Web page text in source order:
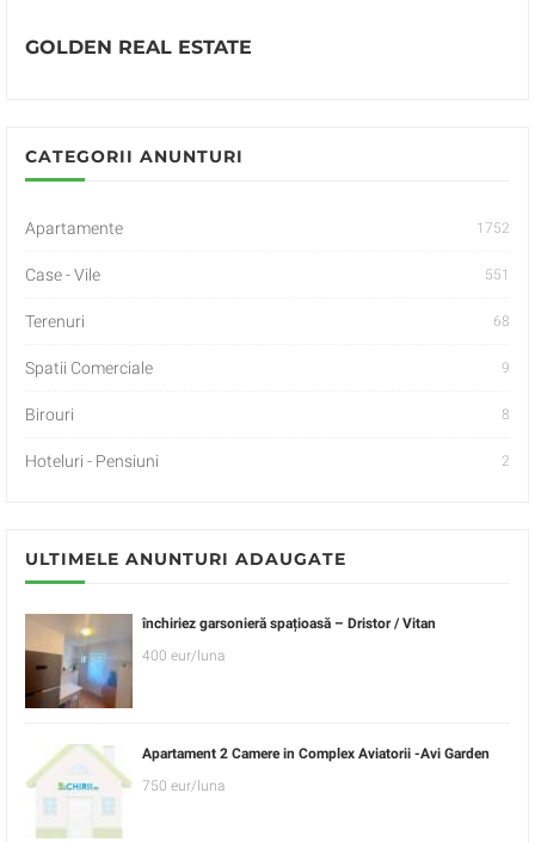
GOLDEN REAL ESTATE
CATEGORII ANUNTURI
Apartamente 1752
Case - Vile 551
Terenuri 68
Spatii Comerciale 9
Birouri 8
Hoteluri - Pensiuni 2
ULTIMELE ANUNTURI ADAUGATE
închiriez garsonieră spațioasă – Dristor / Vitan
400 eur/luna
Apartament 2 Camere in Complex Aviatorii -Avi Garden
750 eur/luna